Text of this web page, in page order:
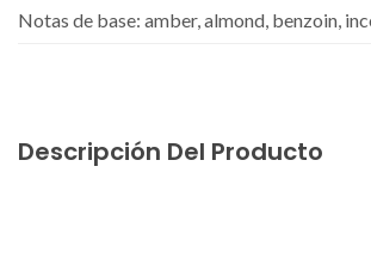
Notas de base: amber, almond, benzoin,
Descripción Del Producto